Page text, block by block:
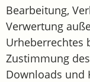
Bearbeitung,
Verwertung
Urheberrechtes
Zustimmung
Downloads und